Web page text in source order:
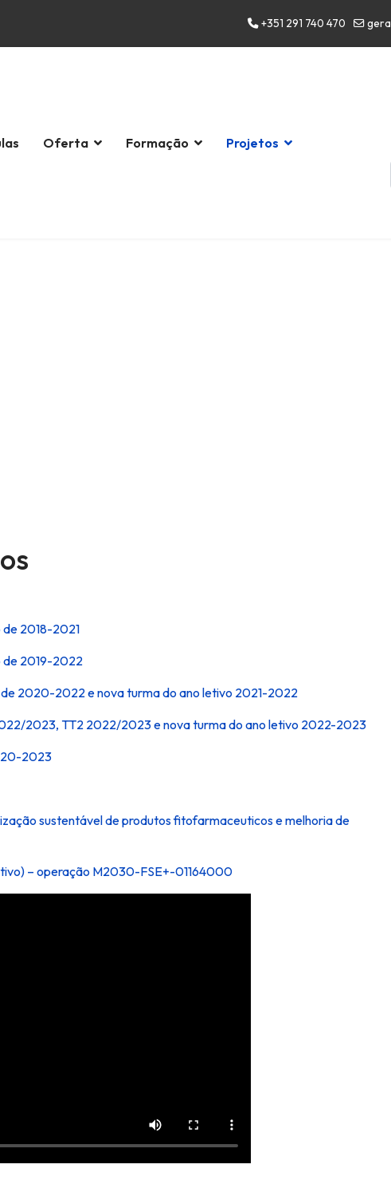
+351 291 740 470
Oferta Formação Projetos
de 2018-2021
de 2019-2022
de 2020-2022 e nova turma do ano letivo 2021-2022
2023, TT2 2022/2023 e nova turma do ano letivo 2022-2023
2023
sustentável de produtos fitofarmaceuticos e melhoria de
– operação M2030-FSE+-01164000